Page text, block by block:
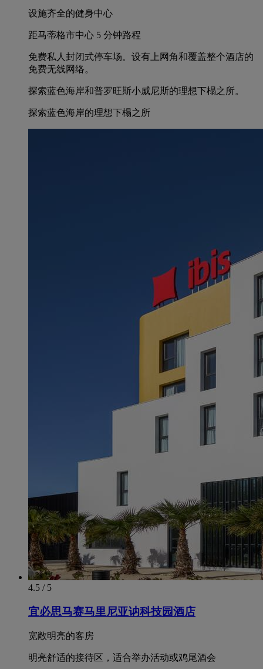
设施齐全的健身中心
距马蒂格市中心 5 分钟路程
免费私人封闭式停车场。设有上网角和覆盖整个酒店的
免费无线网络。
探索蓝色海岸和普罗旺斯小威尼斯的理想下榻之所。
探索蓝色海岸的理想下榻之所
4.5 / 5
宜必思马赛马里尼亚讷科技园酒店
宽敞明亮的客房
明亮舒适的接待区，适合举办活动或鸡尾酒会